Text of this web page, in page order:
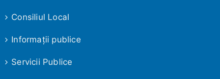
Consiliul Local
Informaţii publice
Servicii Publice